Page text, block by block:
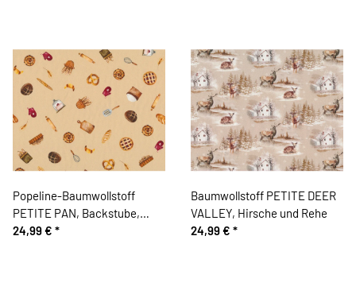
Popeline-Baumwollstoff
PETITE PAN, Backstube,
beigebraun
24,99 € *
Baumwollstoff PETITE DEER
VALLEY, Hirsche und Rehe
24,99 € *